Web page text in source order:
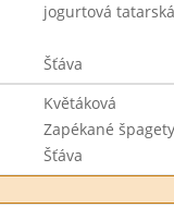
jogurtová
Šťáva
Květáková
Zapékané
Šťáva